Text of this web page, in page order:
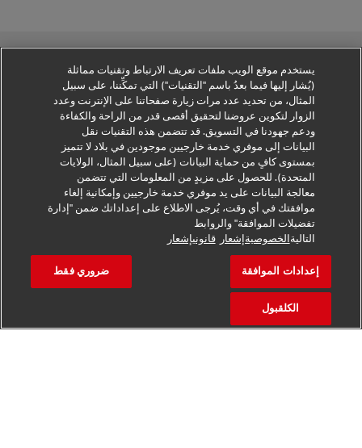
توعية بشأن أساليب الغش
إخطار قانوني
شروط الاستخدام
إخطار الخصوصية
معلومات إضافية
إعدادات ملفات تعريف الارتباط
يستخدم موقع الويب ملفات تعريف الارتباط وتقنيات مماثلة
(يُشار إليها فيما بعدُ باسم "التقنيات") التي تمكِّننا، على سبيل
المثال، من تحديد عدد مرات زيارة صفحاتنا على الإنترنت وعدد
الزوار لتكوين عروضنا لتحقيق أقصى قدر من الراحة والكفاءة
ودعم جهودنا في التسويق. قد تتضمن هذه التقنيات نقل
البيانات إلى موفري خدمة خارجيين موجودين في بلاد لا تتميز
بمستوى كافٍ من حماية البيانات (على سبيل المثال، الولايات
المتحدة). للحصول على مزيدٍ من المعلومات التي تتضمن
معالجة البيانات على يد موفري خدمة خارجيين وإمكانية إلغاء
موافقتك في أي وقت، يُرجى الاطلاع على إعداداتك ضمن "إدارة
تفضيلات الموافقة" والروابط
التالية الخصوصيةإشعار قانونيإشعار
إعدادات الموافقة ضروري فقط
الكلقبول